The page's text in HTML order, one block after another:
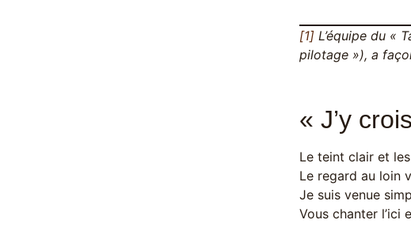
[1] L’équipe du «
pilotage »), a
« J’y
Le teint clair et
Le regard au loin
Je suis venue
Vous chanter l’ici